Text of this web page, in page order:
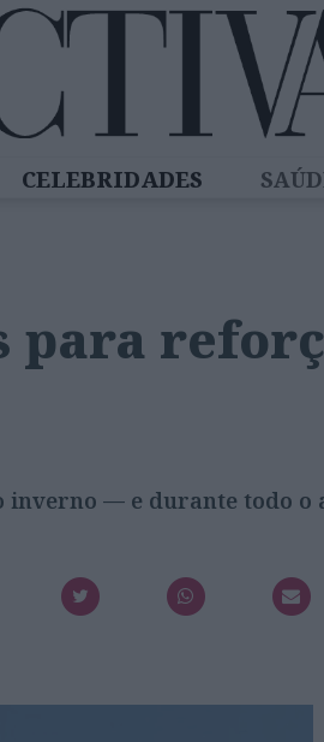
CELEBRIDADES
inverno — e durante todo o